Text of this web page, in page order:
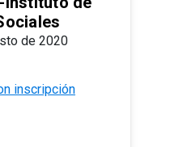
de 2020
inscripción